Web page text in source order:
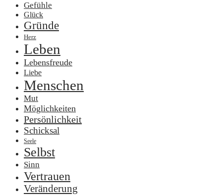
Gefühle
Glück
Gründe
Herz
Leben
Lebensfreude
Liebe
Menschen
Mut
Möglichkeiten
Persönlichkeit
Schicksal
Seele
Selbst
Sinn
Vertrauen
Veränderung